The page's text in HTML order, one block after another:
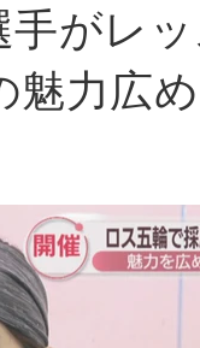
手がレ
魅力広